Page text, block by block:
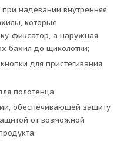
надевании внутренняя
которые
фиксатор, а наружная
бахил до щиколотки;
для пристегивания
полотенца;
обеспечивающей защиту
от возможной